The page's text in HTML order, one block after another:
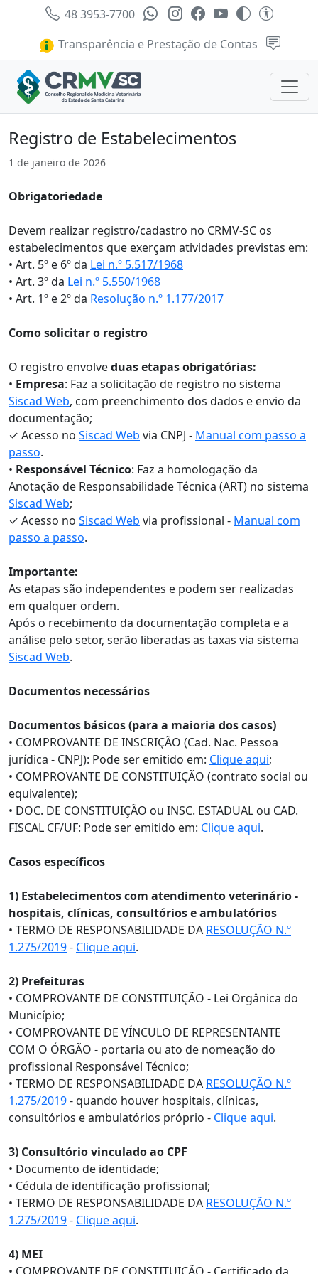
48 3953-7700
Transparência e Prestação de Contas
Registro de Estabelecimentos
1 de janeiro de 2026
Obrigatoriedade
Devem realizar registro/cadastro no CRMV-SC os
estabelecimentos que exerçam atividades previstas em:
• Art. 5º e 6º da Lei n.º 5.517/1968
• Art. 3º da Lei n.º 5.550/1968
• Art. 1º e 2º da Resolução n.º 1.177/2017
Como solicitar o registro
O registro envolveduas etapas obrigatórias:
• Empresa: Faz a solicitação de registro no sistema
Siscad Web, com preenchimento dos dados e envio da
documentação;
✓ Acesso no Siscad Web via CNPJ - Manual com passo a
passo.
• Responsável Técnico: Faz a homologação da
Anotação de Responsabilidade Técnica (ART) no sistema
Siscad Web;
✓ Acesso no Siscad Web via profissional - Manual com
passo a passo.
Importante:
As etapas são independentes e podem ser realizadas
em qualquer ordem.
Após o recebimento da documentação completa e a
análise pelo setor, serão liberadas as taxas via sistema
Siscad Web.
Documentos necessários
Documentos básicos (para a maioria dos casos)
• COMPROVANTE DE INSCRIÇÃO (Cad. Nac. Pessoa
jurídica - CNPJ): Pode ser emitido em: Clique aqui;
• COMPROVANTE DE CONSTITUIÇÃO (contrato social ou
equivalente);
• DOC. DE CONSTITUIÇÃO ou INSC. ESTADUAL ou CAD.
FISCAL CF/UF: Pode ser emitido em: Clique aqui.
Casos específicos
1) Estabelecimentos com atendimento veterinário -
hospitais, clínicas, consultórios e ambulatórios
• TERMO DE RESPONSABILIDADE DA RESOLUÇÃO N.º
1.275/2019- Clique aqui.
2) Prefeituras
• COMPROVANTE DE CONSTITUIÇÃO - Lei Orgânica do
Município;
• COMPROVANTE DE VÍNCULO DE REPRESENTANTE
COM O ÓRGÃO - portaria ou ato de nomeação do
profissional Responsável Técnico;
• TERMO DE RESPONSABILIDADE DA RESOLUÇÃO N.º
1.275/2019- quando houver hospitais, clínicas,
consultórios e ambulatórios próprio - Clique aqui.
3) Consultório vinculado ao CPF
• Documento de identidade;
• Cédula de identificação profissional;
• TERMO DE RESPONSABILIDADE DA RESOLUÇÃO N.º
1.275/2019- Clique aqui.
4) MEI